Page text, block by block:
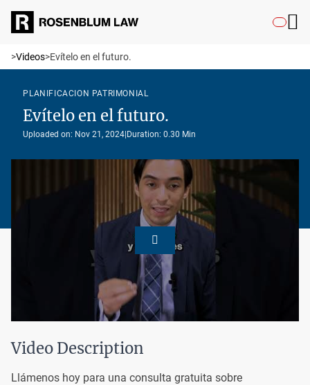
>Videos>Evítelo en el futuro.
PLANIFICACION PATRIMONIAL
Evítelo en el futuro.
Uploaded on: Nov 21, 2024 Duration: 0.30 Min
Video Description
Llámenos hoy para una consulta gratuita sobre